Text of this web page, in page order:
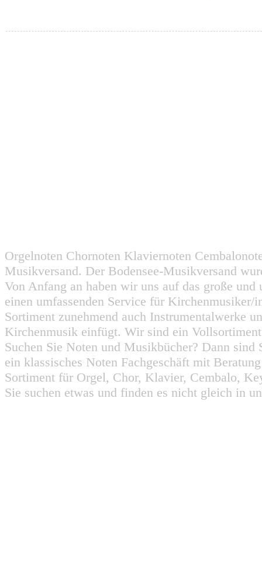
Orgelnoten Chornoten Klaviernoten
Musikversand. Der Bodensee-Musikversand
Von Anfang an haben wir uns auf das große
einen umfassenden Service für
Sortiment zunehmend auch Instrumentalwerke
Kirchenmusik einfügt. Wir sind ein
Suchen Sie Noten und Musikbücher? Dann
ein klassisches Noten Fachgeschäft mit
Sortiment für Orgel, Chor, Klavier, Cembalo,
Sie suchen etwas und finden es nicht gleich in